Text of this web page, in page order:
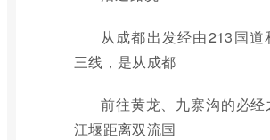
从成都出发经由213国道
三线，是从成都
前往黄龙、九寨沟的必
江堰距离双流国